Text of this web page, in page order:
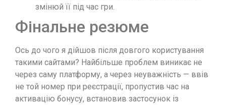
змінюй її під час гри.
Фінальне резюме
Ось до чого я дійшов після довгого користування
такими сайтами? Найбільше проблем виникає не
через саму платформу, а через неуважність — ввів
не той номер при реєстрації, пропустив час на
активацію бонусу, встановив застосунок із